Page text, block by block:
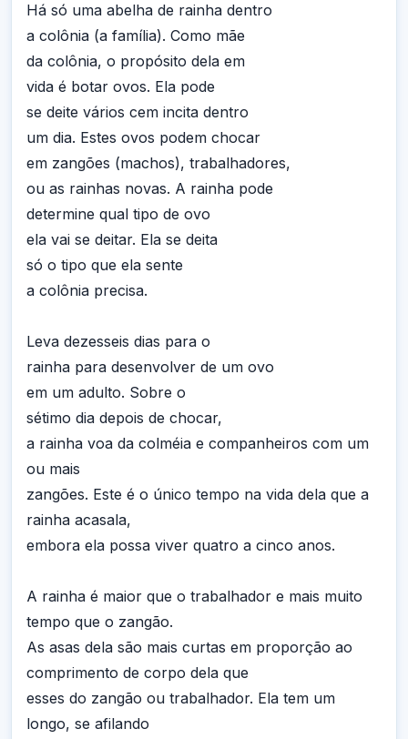
Há só uma abelha de rainha dentro
a colônia (a família). Como mãe
da colônia, o propósito dela em
vida é botar ovos. Ela pode
se deite vários cem incita dentro
um dia. Estes ovos podem chocar
em zangões (machos), trabalhadores,
ou as rainhas novas. A rainha pode
determine qual tipo de ovo
ela vai se deitar. Ela se deita
só o tipo que ela sente
a colônia precisa.
Leva dezesseis dias para o
rainha para desenvolver de um ovo
em um adulto. Sobre o
sétimo dia depois de chocar,
a rainha voa da colméia e companheiros com um
ou mais
zangões. Este é o único tempo na vida dela que a
rainha acasala,
embora ela possa viver quatro a cinco anos.
A rainha é maior que o trabalhador e mais muito
tempo que o zangão.
As asas dela são mais curtas em proporção ao
comprimento de corpo dela que
esses do zangão ou trabalhador. Ela tem um
longo, se afilando